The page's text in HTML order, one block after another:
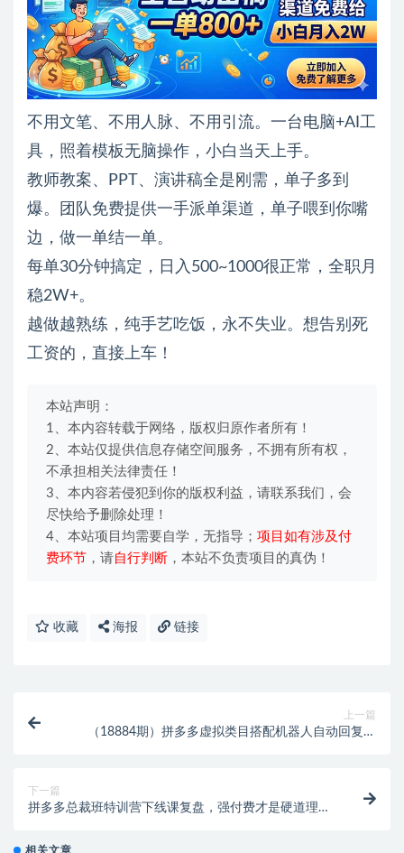
不用文笔、不用人脉、不用引流。一台电脑+AI工
具，照着模板无脑操作，小白当天上手。
教师教案、PPT、演讲稿全是刚需，单子多到
爆。团队免费提供一手派单渠道，单子喂到你嘴
边，做一单结一单。
每单30分钟搞定，日入500~1000很正常，全职月
稳2W+。
越做越熟练，纯手艺吃饭，永不失业。想告别死
工资的，直接上车！
本站声明：
1、本内容转载于网络，版权归原作者所有！
2、本站仅提供信息存储空间服务，不拥有所有权，
不承担相关法律责任！
3、本内容若侵犯到你的版权利益，请联系我们，会
尽快给予删除处理！
4、本站项目均需要自学，无指导； 项目如有涉及付
费环节 ，请自行判断 ，本站不负责项目的真伪！
收藏 海报 链接
上一篇
（18884期）拼多多虚拟类目搭配机器人自动回复发
下一篇
拼多多总裁班特训营下线课复盘，强付费才是硬道理，
相关文章